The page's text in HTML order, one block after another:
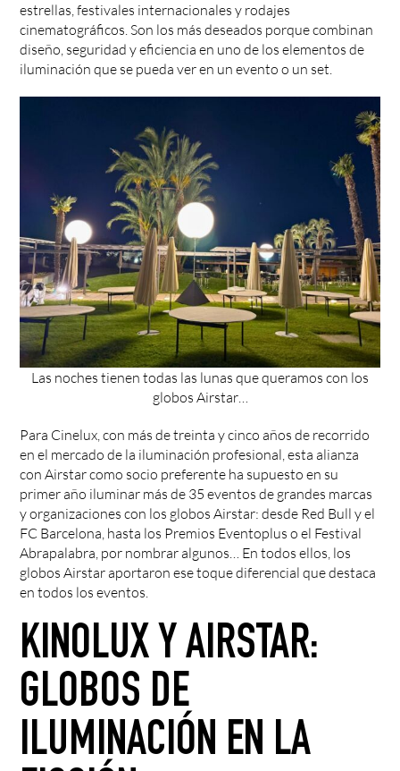
estrellas, festivales internacionales y rodajes
cinematográficos. Son los más deseados porque combinan
diseño, seguridad y eficiencia en uno de los elementos de
iluminación que se pueda ver en un evento o un set.
Las noches tienen todas las lunas que queramos con los
globos Airstar…
Para Cinelux, con más de treinta y cinco años de recorrido
en el mercado de la iluminación profesional, esta alianza
con Airstar como socio preferente ha supuesto en su
primer año iluminar más de 35 eventos de grandes marcas
y organizaciones con los globos Airstar: desde Red Bull y el
FC Barcelona, hasta los Premios Eventoplus o el Festival
Abrapalabra, por nombrar algunos… En todos ellos, los
globos Airstar aportaron ese toque diferencial que destaca
en todos los eventos.
KINOLUX Y AIRSTAR:
GLOBOS DE
ILUMINACIÓN EN LA